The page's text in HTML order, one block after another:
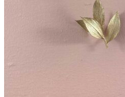
Peignes classiques
Peignes minis
Pics à cheveux
Voiles fleuris